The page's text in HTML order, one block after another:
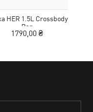
HER 1.5L Crossbody
Bag
1790,00 ₴